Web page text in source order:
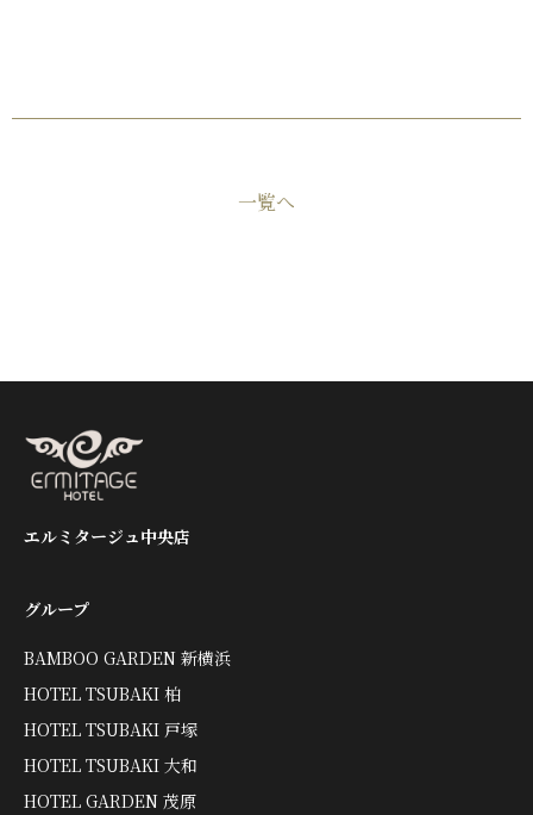
一覧へ
エルミタージュ中央店
グループ
BAMBOO GARDEN 新横浜
HOTEL TSUBAKI 柏
HOTEL TSUBAKI 戸塚
HOTEL TSUBAKI 大和
HOTEL GARDEN 茂原